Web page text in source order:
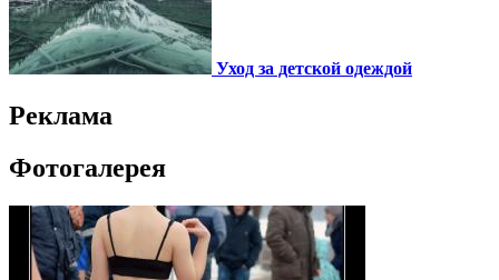
Уход за детской одеждой
Реклама
Фотогалерея